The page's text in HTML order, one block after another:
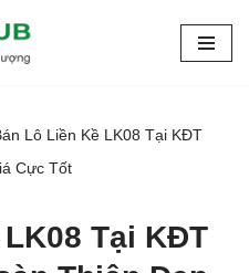
Lô Liền Kề LK08 Tại KĐT
Cực Tốt
Tại KĐT